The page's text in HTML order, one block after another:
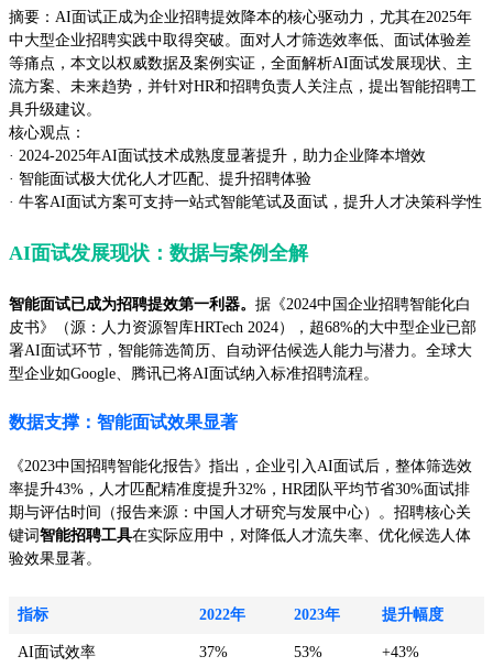
摘要：AI面试正成为企业招聘提效降本的核心驱动力，尤其在2025年
中大型企业招聘实践中取得突破。面对人才筛选效率低、面试体验差
等痛点，本文以权威数据及案例实证，全面解析AI面试发展现状、主
流方案、未来趋势，并针对HR和招聘负责人关注点，提出智能招聘工
具升级建议。
核心观点：
· 2024-2025年AI面试技术成熟度显著提升，助力企业降本增效
· 智能面试极大优化人才匹配、提升招聘体验
· 牛客AI面试方案可支持一站式智能笔试及面试，提升人才决策科学性
AI面试发展现状：数据与案例全解
智能面试已成为招聘提效第一利器。 据《2024中国企业招聘智能化白
皮书》（源：人力资源智库HRTech 2024），超68%的大中型企业已部
署AI面试环节，智能筛选简历、自动评估候选人能力与潜力。全球大
型企业如Google、腾讯已将AI面试纳入标准招聘流程。
数据支撑：智能面试效果显著
《2023中国招聘智能化报告》指出，企业引入AI面试后，整体筛选效
率提升43%，人才匹配精准度提升32%，HR团队平均节省30%面试排
期与评估时间（报告来源：中国人才研究与发展中心）。招聘核心关
键词 智能招聘工具在实际应用中，对降低人才流失率、优化候选人体
验效果显著。
指标 2022年 2023年 提升幅度
AI面试效率 37% 53% +43%